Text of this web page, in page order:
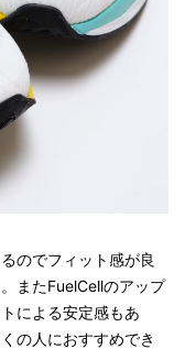
のでフィット感が良
またFuelCellのアップ
による安定感もあ
の人におすすめでき